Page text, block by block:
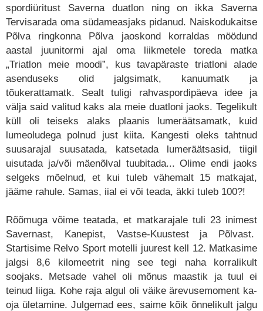
spordiüritust Saverna duatlon ning on ikka Saverna
Tervisarada oma südameasjaks pidanud. Naiskodukaitse
Põlva ringkonna Põlva jaoskond korraldas möödund
aastal juunitormi ajal oma liikmetele toreda matka
„Triatlon meie moodi”, kus tavapäraste triatloni alade
asenduseks olid jalgsimatk, kanuumatk ja
tõukerattamatk. Sealt tuligi rahvaspordipäeva idee ja
välja said valitud kaks ala meie duatloni jaoks. Tegelikult
küll oli teiseks alaks plaanis lumeräätsamatk, kuid
lumeoludega polnud just kiita. Kangesti oleks tahtnud
suusarajal suusatada, katsetada lumeräätsasid, tiigil
uisutada ja/või mäenõlval tuubitada... Olime endi jaoks
selgeks mõelnud, et kui tuleb vähemalt 15 matkajat,
jääme rahule. Samas, iial ei või teada, äkki tuleb 100?!
Rõõmuga võime teatada, et matkarajale tuli 23 inimest
Savernast, Kanepist, Vastse-Kuustest ja Põlvast.
Startisime Relvo Sport motelli juurest kell 12. Matkasime
jalgsi 8,6 kilomeetrit ning see tegi naha korralikult
soojaks. Metsade vahel oli mõnus maastik ja tuul ei
teinud liiga. Kohe raja algul oli väike ärevusemoment ka-
oja ületamine. Julgemad ees, saime kõik õnnelikult jalgu